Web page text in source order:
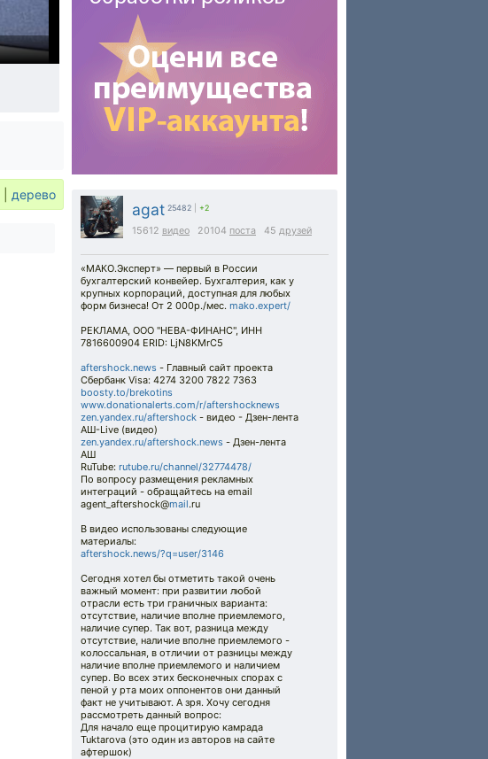
agat 25482 +2
15612 видео 20104 поста 45 друзей
«МАКО.Эксперт» — первый в России
бухгалтерский конвейер. Бухгалтерия, как у
крупных корпораций, доступная для любых
форм бизнеса! От 2 000р./мес. mako.expert/
РЕКЛАМА, ООО "НЕВА-ФИНАНС", ИНН
7816600904 ERID: LjN8KMrC5
aftershock.news - Главный сайт проекта
Сбербанк Visa: 4274 3200 7822 7363
boosty.to/brekotins
www.donationalerts.com/r/aftershocknews
zen.yandex.ru/aftershock - видео - Дзен-лента
АШ-Live (видео)
zen.yandex.ru/aftershock.news - Дзен-лента
АШ
RuTube: rutube.ru/channel/32774478/
По вопросу размещения рекламных
интеграций - обращайтесь на email
agent_aftershock@mail.ru
В видео использованы следующие
материалы:
aftershock.news/?q=user/3146
Сегодня хотел бы отметить такой очень
важный момент: при развитии любой
отрасли есть три граничных варианта:
отсутствие, наличие вполне приемлемого,
наличие супер. Так вот, разница между
отсутствие, наличие вполне приемлемого -
колоссальная, в отличии от разницы между
наличие вполне приемлемого и наличием
супер. Во всех этих бесконечных спорах с
пеной у рта моих оппонентов они данный
факт не учитывают. А зря. Хочу сегодня
рассмотреть данный вопрос:
Для начало еще процитирую камрада
Tuktarovа (это один из авторов на сайте
афтершок)
дерево